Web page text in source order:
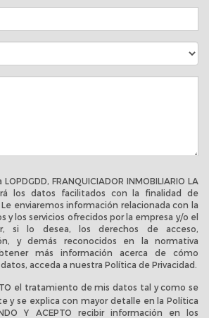
FRANQUICIADOR INMOBILIARIO LA
los datos facilitados con la finalidad de
enviaremos información relacionada con la
y los servicios ofrecidos por la empresa y/o el
si lo desea, los derechos de acceso,
y demás reconocidos en la normativa
más información acerca de cómo
acceda a nuestra Política de Privacidad .
el tratamiento de mis datos tal y como se
y se explica con mayor detalle en la Política
Y ACEPTO recibir información en los